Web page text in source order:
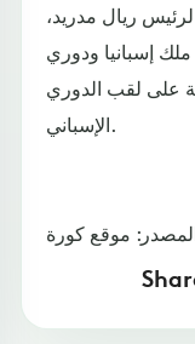
ريال مدريد،
إسبانيا ودوري
على لقب الدوري
الإسباني.
موقع كورة